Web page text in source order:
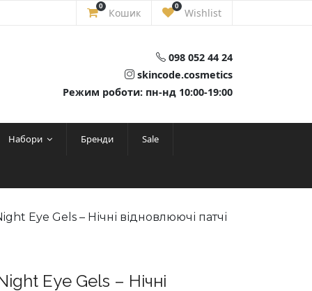
0
Кошик
0
Wishlist
098 052 44 24
skincode.cosmetics
Режим роботи: пн-нд 10:00-19:00
Набори Бренди Sale
Eye Gels – Нічні відновлюючі патчі
Eye Gels – Нічні